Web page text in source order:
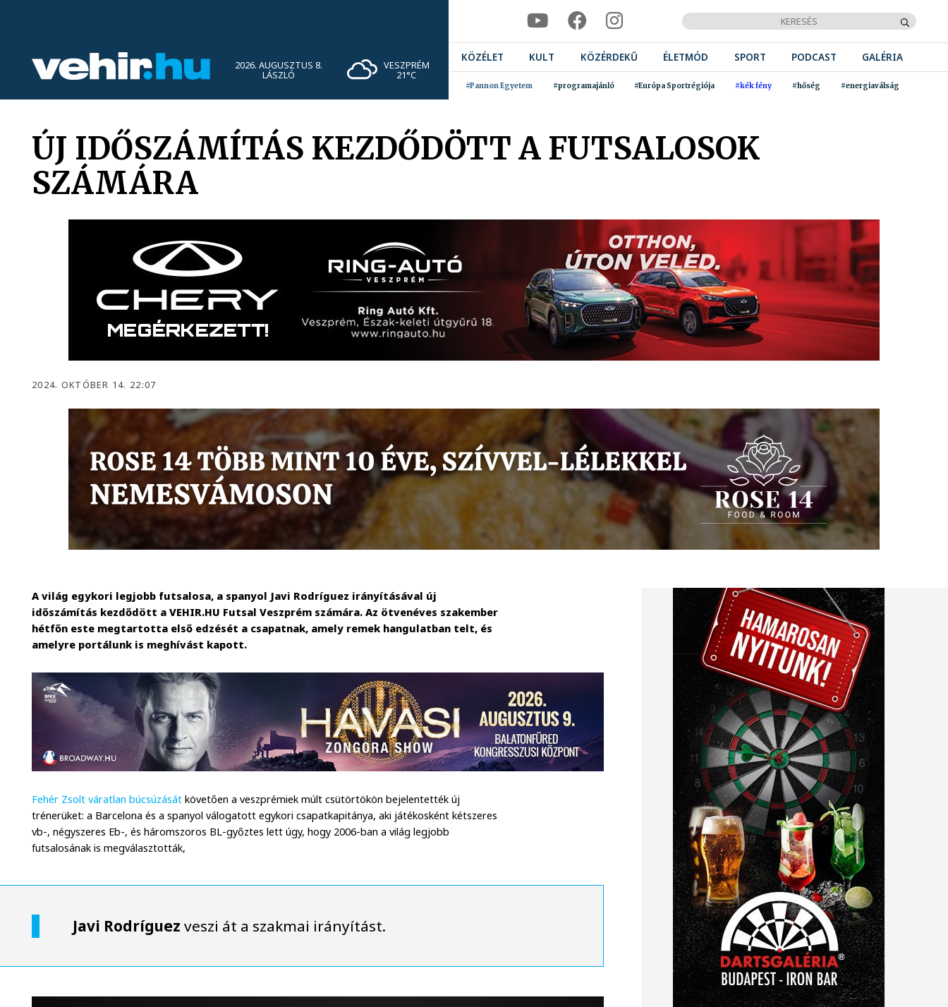
2026. AUGUSZTUS 8.
LÁSZLÓ
VESZPRÉM
21°C
KÖZÉLET KULT KÖZÉRDEKŰ ÉLETMÓD SPORT PODCAST GALÉRIA
#Pannon Egyetem #programajánló #Európa Sportrégiója #kék fény #hőség #energiaválság
ÚJ IDŐSZÁMÍTÁS KEZDŐDÖTT A FUTSALOSOK
SZÁMÁRA
2024. OKTÓBER 14. 22:07
A világ egykori legjobb futsalosa, a spanyol Javi Rodríguez irányításával új
időszámítás kezdődött a VEHIR.HU Futsal Veszprém számára. Az ötvenéves szakember
hétfőn este megtartotta első edzését a csapatnak, amely remek hangulatban telt, és
amelyre portálunk is meghívást kapott.
Fehér Zsolt váratlan búcsúzását követően a veszprémiek múlt csütörtökön bejelentették új
trénerüket: a Barcelona és a spanyol válogatott egykori csapatkapitánya, aki játékosként kétszeres
vb-, négyszeres Eb-, és háromszoros BL-győztes lett úgy, hogy 2006-ban a világ legjobb
futsalosának is megválasztották,
Javi Rodríguez veszi át a szakmai irányítást.